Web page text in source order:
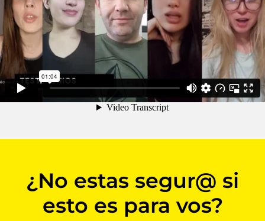
¿No estas segur@ si
esto es para vos?